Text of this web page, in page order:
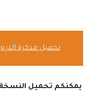
تحميل مذكرة الدروس